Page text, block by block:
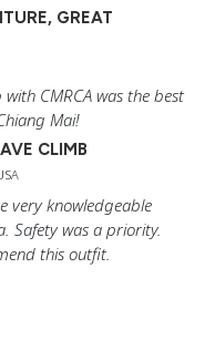
GREAT
CMRCA was the best
Mai!
CLIMB
very knowledgeable
Safety was a priority.
this outfit.